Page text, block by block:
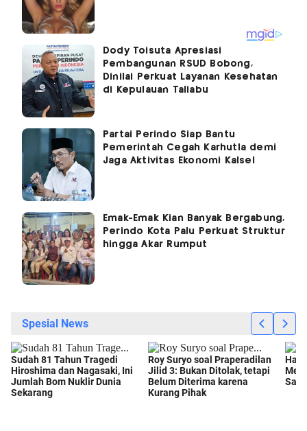
Dody Toisuta Apresiasi
Pembangunan RSUD Bobong,
Dinilai Perkuat Layanan Kesehatan
di Kepulauan Taliabu
Partai Perindo Siap Bantu
Pemerintah Cegah Karhutla demi
Jaga Aktivitas Ekonomi Kalsel
Emak-Emak Kian Banyak Bergabung,
Perindo Kota Palu Perkuat Struktur
hingga Akar Rumput